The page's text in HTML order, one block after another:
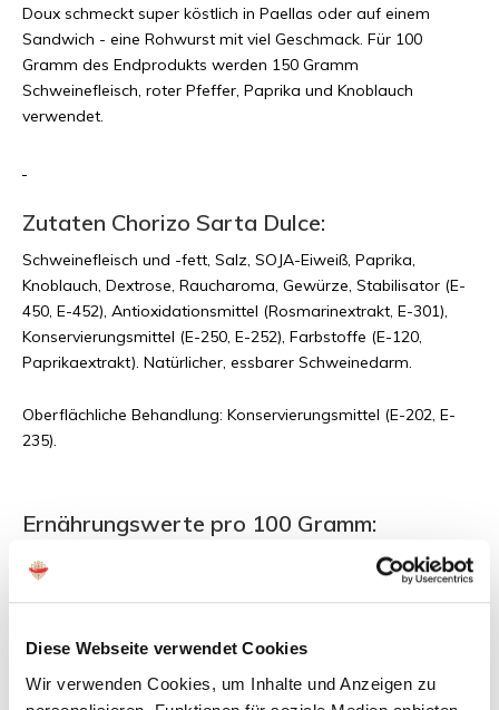
Diese Webseite verwendet Cookies
Wir verwenden Cookies, um Inhalte und Anzeigen zu
Doux schmeckt super köstlich in Paellas oder auf einem
Sandwich - eine Rohwurst mit viel Geschmack. Für 100
Gramm des Endprodukts werden 150 Gramm
Schweinefleisch, roter Pfeffer, Paprika und Knoblauch
verwendet.
Zutaten Chorizo Sarta Dulce:
Schweinefleisch und -fett, Salz, SOJA-Eiweiß, Paprika,
Knoblauch, Dextrose, Raucharoma, Gewürze, Stabilisator (E-
450, E-452), Antioxidationsmittel (Rosmarinextrakt, E-301),
Konservierungsmittel (E-250, E-252), Farbstoffe (E-120,
Paprikaextrakt). Natürlicher, essbarer Schweinedarm.
Oberflächliche Behandlung: Konservierungsmittel (E-202, E-
235).
Ernährungswerte pro 100 Gramm:
Energie: 1993Kj (476Kcal)
Fette: 41g, davon gesättigt: 19g
Proteine: 25 g